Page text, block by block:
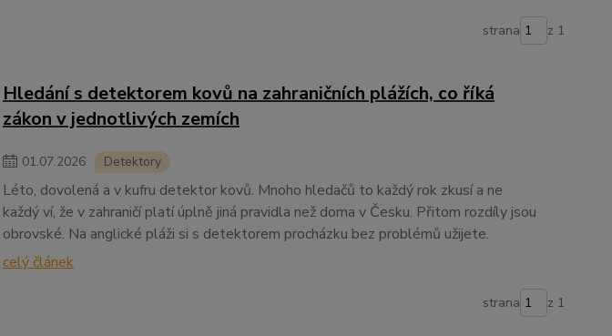
strana z 1
Hledání s detektorem kovů na zahraničních plážích, co říká
zákon v jednotlivých zemích
01.07.2026 Detektory
Léto, dovolená a v kufru detektor kovů. Mnoho hledačů to každý rok zkusí a ne
každý ví, že v zahraničí platí úplně jiná pravidla než doma v Česku. Přitom rozdíly jsou
obrovské. Na anglické pláži si s detektorem procházku bez problémů užijete.
celý článek
strana z 1